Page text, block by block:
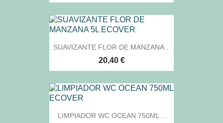
SUAVIZANTE FLOR DE MANZANA...
20,40 €
LIMPIADOR WC OCEAN 750ML...